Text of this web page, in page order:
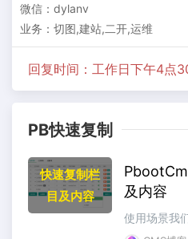
微信：dylanv
业务：切图,建站,二开,运维
回复时间：工作日下午4点
PB快速复制
快速复制栏
目及内容
及内容